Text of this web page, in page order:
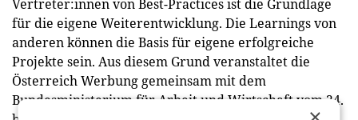
Vertreter:innen von Best-Practices ist die Grundlage
für die eigene Weiterentwicklung. Die Learnings von
anderen können die Basis für eigene erfolgreiche
Projekte sein. Aus diesem Grund veranstaltet die
Österreich Werbung gemeinsam mit dem
Bundesministerium für Arbeit und Wirtschaft vom 24.